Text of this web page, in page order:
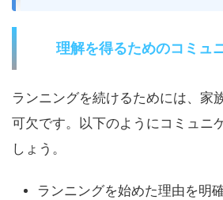
理解を得るためのコミュ
ランニングを続けるためには、家
可欠です。以下のようにコミュニ
しょう。
ランニングを始めた理由を明